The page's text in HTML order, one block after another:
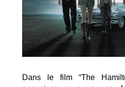
Dans le film “The